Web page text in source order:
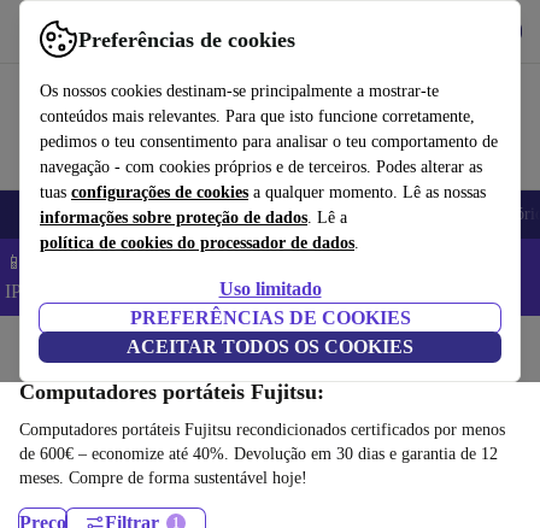
Preferências de cookies
Os nossos cookies destinam-se principalmente a mostrar-te
conteúdos mais relevantes. Para que isto funcione corretamente,
pedimos o teu consentimento para analisar o teu comportamento de
navegação - com cookies próprios e de terceiros. Podes alterar as
tuas configurações de cookies a qualquer momento. Lê as nossas
informações sobre proteção de dados. Lê a
política de cookies do processador de dados.
Uso limitado
PREFERÊNCIAS DE COOKIES
ACEITAR TODOS OS COOKIES
Use o refurbed de forma rápida e fácil
Telemóveis Computadores Portáteis Tablets
📱 Poupa 5% EXTRA em todos os iPhones – Código:
IPHONEDEAL –
Início Computadores portáteis
Computadores portáteis Fujitsu:
Computadores portáteis Fujitsu recondicionados certificados por menos
de 600€ – economize até 40%. Devolução em 30 dias e garantia de 12
meses. Compre de forma sustentável hoje!
Preço Filtrar